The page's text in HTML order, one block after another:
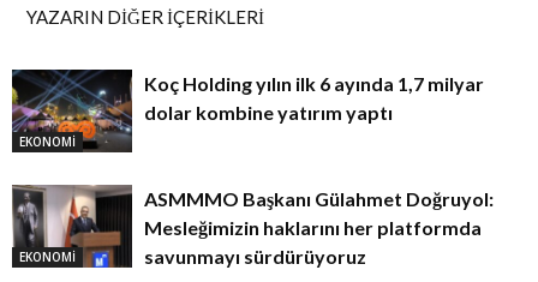
YAZARIN DİĞER İÇERİKLERİ
EKONOMİ
Koç Holding yılın ilk 6 ayında 1,7 milyar
dolar kombine yatırım yaptı
EKONOMİ
ASMMMO Başkanı Gülahmet Doğruyol:
Mesleğimizin haklarını her platformda
savunmayı sürdürüyoruz